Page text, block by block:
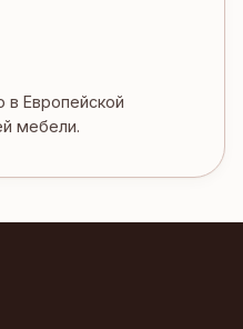
в Европейской
мебели.